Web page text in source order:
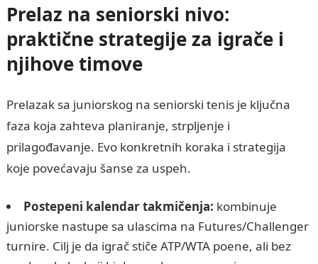
Prelaz na seniorski nivo:
praktične strategije za igrače i
njihove timove
Prelazak sa juniorskog na seniorski tenis je ključna
faza koja zahteva planiranje, strpljenje i
prilagođavanje. Evo konkretnih koraka i strategija
koje povećavaju šanse za uspeh.
Postepeni kalendar takmičenja: kombinuje
juniorske nastupe sa ulascima na Futures/Challenger
turnire. Cilj je da igrač stiče ATP/WTA poene, ali bez